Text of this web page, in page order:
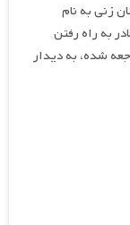
زنی به نام
به راه رفتن
شده، به دیدار